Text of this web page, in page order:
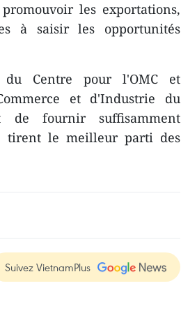
les exportations,
à saisir les opportunités
Centre pour l'OMC et
et d'Industrie du
fournir suffisamment
tirent le meilleur parti des
Suivez VietnamPlus